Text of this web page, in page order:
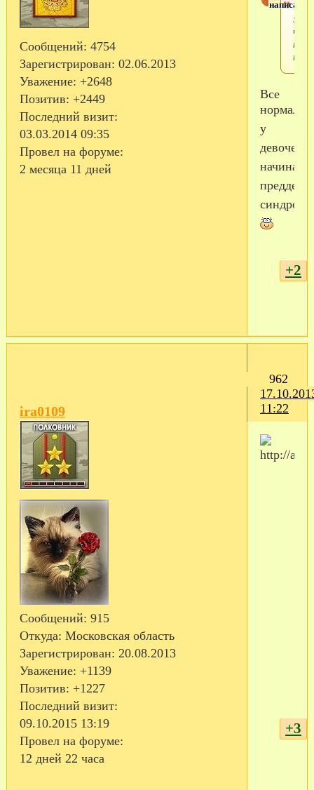
Сообщений: 4754
Зарегистрирован: 02.06.2013
Уважение: +2648
Позитив: +2449
Последний визит:
03.03.2014 09:35
Провел на форуме:
2 месяца 11 дней
Так,
это
что
Все
у
девочек
синдром!
+2
962
11:22
ira0109
Сообщений: 915
Откуда: Московская область
Зарегистрирован: 20.08.2013
Уважение: +1139
Позитив: +1227
Последний визит:
09.10.2015 13:19
Провел на форуме:
12 дней 22 часа
+3